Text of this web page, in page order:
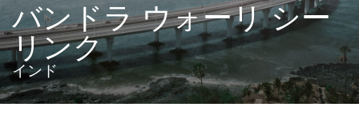
バンドラ ウォーリ シー
リンク
インド